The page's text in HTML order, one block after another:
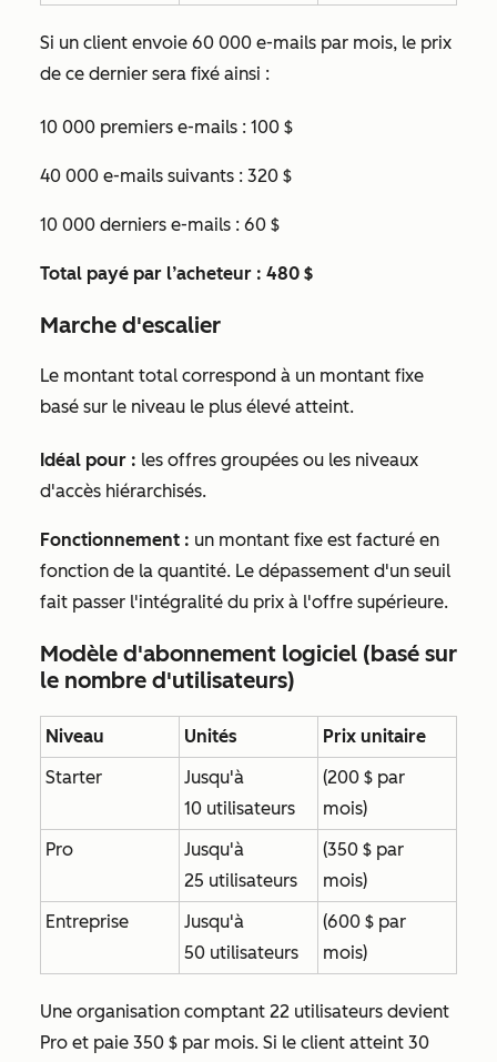
Si un client envoie 60 000 e-mails par mois, le prix
de ce dernier sera fixé ainsi :
10 000 premiers e-mails : 100 $
40 000 e-mails suivants : 320 $
10 000 derniers e-mails : 60 $
Total payé par l’acheteur : 480 $
Marche d'escalier
Le montant total correspond à un montant fixe
basé sur le niveau le plus élevé atteint.
Idéal pour : les offres groupées ou les niveaux
d'accès hiérarchisés.
Fonctionnement : un montant fixe est facturé en
fonction de la quantité. Le dépassement d'un seuil
fait passer l'intégralité du prix à l'offre supérieure.
Modèle d'abonnement logiciel (basé sur
le nombre d'utilisateurs)
Niveau Unités
Prix unitaire
Starter
Jusqu'à
10 utilisateurs
(200 $ par
mois)
Pro
Jusqu'à
25 utilisateurs
(350 $ par
mois)
Entreprise
Jusqu'à
50 utilisateurs
(600 $ par
mois)
Une organisation comptant 22 utilisateurs devient
Pro et paie 350 $ par mois. Si le client atteint 30